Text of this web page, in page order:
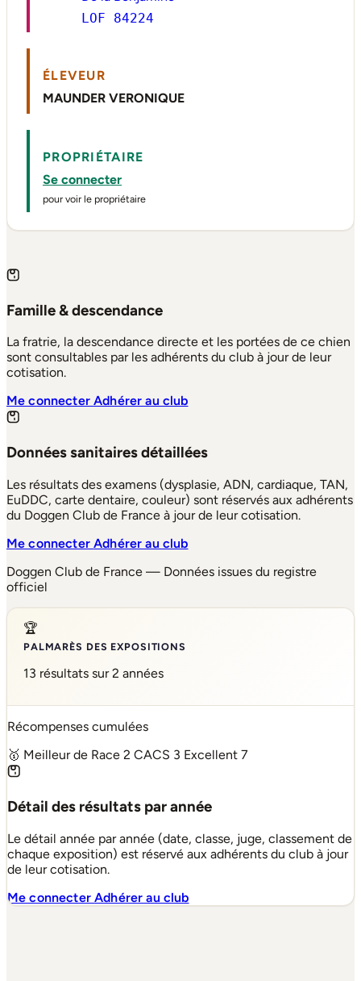
LOF 84224
ÉLEVEUR
MAUNDER VERONIQUE
PROPRIÉTAIRE
Se connecter
pour voir le propriétaire
Famille & descendance
La fratrie, la descendance directe et les portées de ce chien
sont consultables par les adhérents du club à jour de leur
cotisation.
Me connecterAdhérer au club
Données sanitaires détaillées
Les résultats des examens (dysplasie, ADN, cardiaque, TAN,
EuDDC, carte dentaire, couleur) sont réservés aux adhérents
du Doggen Club de France à jour de leur cotisation.
Me connecterAdhérer au club
Doggen Club de France — Données issues du registre
officiel
🏆
PALMARÈS DES EXPOSITIONS
13 résultats sur 2 années
Récompenses cumulées
🥇 Meilleur de Race 2 CACS 3 Excellent 7
Détail des résultats par année
Le détail année par année (date, classe, juge, classement de
chaque exposition) est réservé aux adhérents du club à jour
de leur cotisation.
Me connecterAdhérer au club